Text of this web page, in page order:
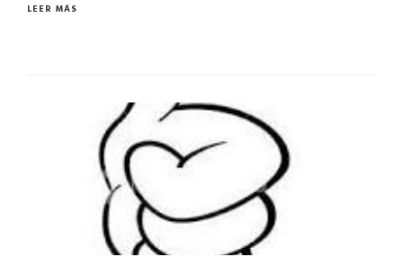
LEER MÁS